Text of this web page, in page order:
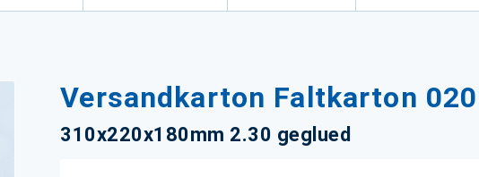
Versandkarton Faltkarton
310x220x180mm 2.30 geglued